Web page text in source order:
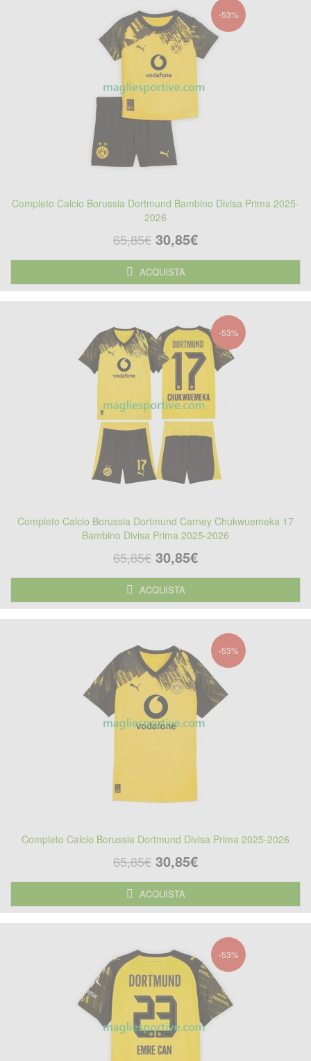
-53%
Completo Calcio Borussia Dortmund Bambino Divisa Prima 2025-
2026
65,85€ 30,85€
ACQUISTA
-53%
Completo Calcio Borussia Dortmund Carney Chukwuemeka 17
Bambino Divisa Prima 2025-2026
65,85€ 30,85€
ACQUISTA
-53%
Completo Calcio Borussia Dortmund Divisa Prima 2025-2026
65,85€ 30,85€
ACQUISTA
-53%